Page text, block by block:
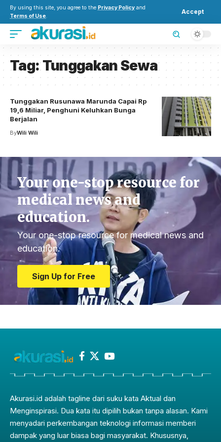
By using this site, you agree to the Privacy Policy and
Terms of Use.
Accept
Tag:Tunggakan Sewa
Tunggakan Rusunawa Marunda Capai Rp
19,6 Miliar, Penghuni Keluhkan Bunga
Berjalan
ByWili Wili
Your one-stop resource for
medical news and
education.
Your one-stop resource for medical news and
education.
Sign Up for Free
Akurasi.id adalah tagline dari suku kata Aktual dan
Menginspirasi. Dua kata itu dipilih bukan tanpa alasan. Kami
menyadari perkembangan teknologi informasi memberi
dampak yang luar biasa bagi masyarakat. Khususnya,